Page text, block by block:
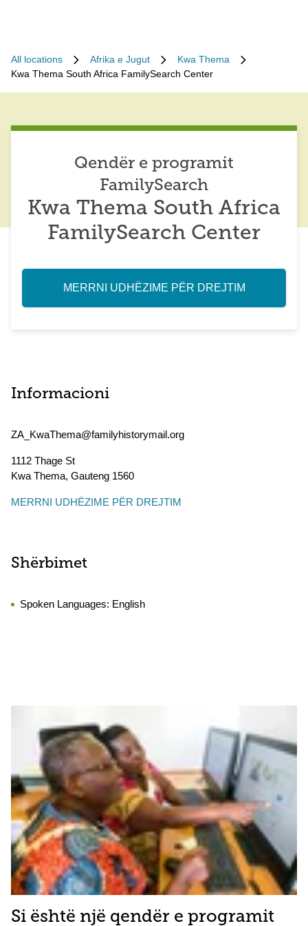
All locations Afrika e Jugut
Kwa Thema
Kwa Thema South Africa FamilySearch Center
Qendër e programit
FamilySearch
Kwa Thema South Africa
FamilySearch Center
MERRNI UDHËZIME PËR DREJTIM
Informacioni
ZA_KwaThema@familyhistorymail.org
1112 Thage St
Kwa Thema, Gauteng 1560
MERRNI UDHËZIME PËR DREJTIM
Shërbimet
Spoken Languages: English
Si është një qendër e programit